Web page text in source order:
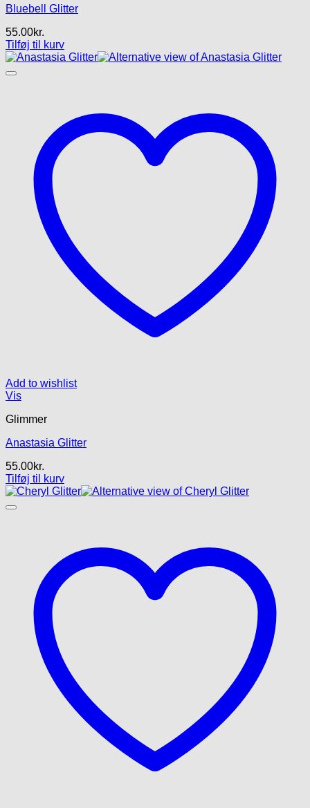
Bluebell Glitter
55.00kr.
Tilføj til kurv
Add to wishlist
Vis
Glimmer
Anastasia Glitter
55.00kr.
Tilføj til kurv